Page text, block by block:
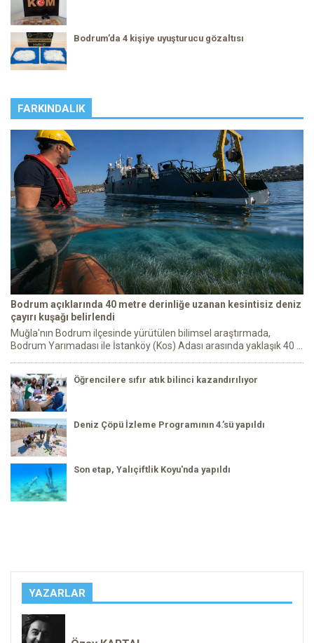
Bodrum’da 4 kişiye uyuşturucu gözaltısı
FARKINDALIK
Bodrum açıklarında 40 metre derinliğe uzanan kesintisiz deniz
çayırı kuşağı belirlendi
Muğla'nın Bodrum ilçesinde yürütülen bilimsel araştırmada,
Bodrum Yarımadası ile İstanköy (Kos) Adası arasında yaklaşık 40 ...
Öğrencilere sıfır atık bilinci kazandırılıyor
Deniz Çöpü İzleme Programının 4.’sü yapıldı
Son etap, Yalıçiftlik Koyu'nda yapıldı
YAZARLAR